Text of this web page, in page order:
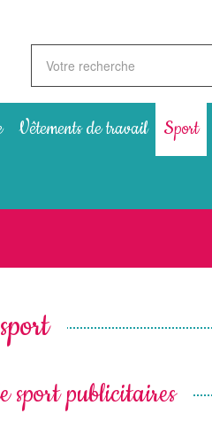
Vêtements de travail Sport
sport publicitaires